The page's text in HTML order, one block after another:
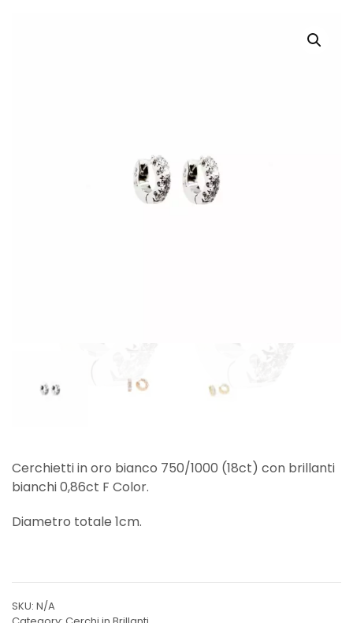
Cerchietti in oro bianco 750/1000 (18ct) con brillanti
bianchi 0,86ct F Color.
Diametro totale 1cm.
SKU: N/A